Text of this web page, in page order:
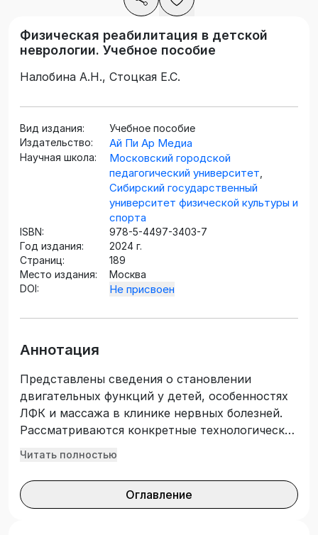
Физическая реабилитация в детской
неврологии. Учебное пособие
Налобина А.Н., Стоцкая Е.С.
Вид издания:
Учебное пособие
Издательство:
Ай Пи Ар Медиа
Научная школа:
Московский городской
педагогический университет
Сибирский государственный
университет физической культуры и
спорта
ISBN:
978-5-4497-3403-7
Год издания:
2024 г.
Страниц:
189
Место издания:
Москва
DOI:
Не присвоен
Аннотация
Представлены сведения о становлении
двигательных функций у детей, особенностях
ЛФК и массажа в клинике нервных болезней.
Рассматриваются конкретные технологические
режимы использования средств лечебной
заболеваниями нервной системы. Приведены
практические комплексы проведения занятий
Читать полностью
Оглавление